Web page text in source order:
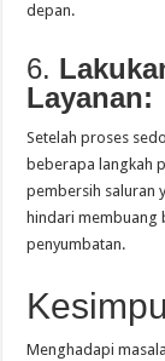
depan.
6.
Layanan:
Setelah proses
beberapa langkah
pembersih saluran
hindari membuang
penyumbatan.
Menghadapi